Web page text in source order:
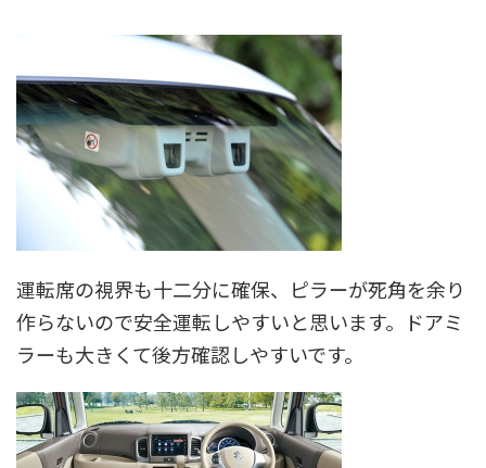
運転席の視界も十二分に確保、ピラーが死角を余り
作らないので安全運転しやすいと思います。ドアミ
ラーも大きくて後方確認しやすいです。